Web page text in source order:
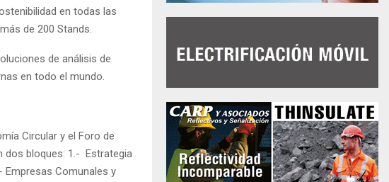
en todas las
de 200 Stands.
de análisis de
en todo el mundo.
Circular y el Foro de
dos bloques: 1.- Estrategia
Empresas Comunales y